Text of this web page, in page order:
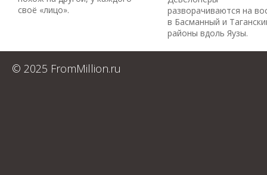
своё «лицо».
разворачиваются на
в Басманный и
районы вдоль Яузы.
© 2025 FromMillion.ru